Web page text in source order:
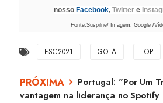
nosso Facebook, Twitter e
Fonte:Suspilne/ Imagem: Google /
ESC2021 GO_A TOP
Portugal: "Por Um
vantagem na liderança no Spotify